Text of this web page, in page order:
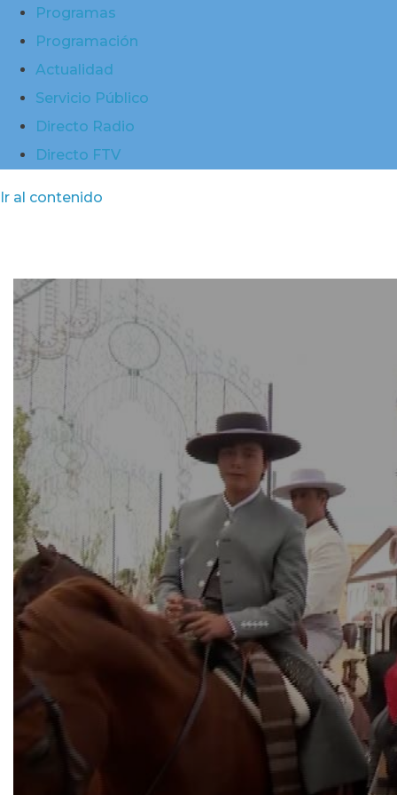
Programas
Programación
Actualidad
Servicio Público
Directo Radio
Directo FTV
Ir al contenido